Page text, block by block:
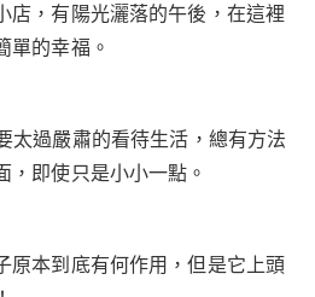
店，有陽光灑落的午後，在這裡
單的幸福。
太過嚴肅的看待生活，總有方法
即使只是小小一點。
原本到底有何作用，但是它上頭